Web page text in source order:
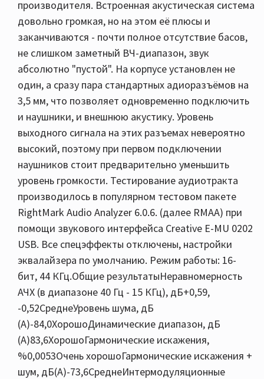
производителя. Встроенная акустическая система
довольно громкая, но на этом её плюсы и
заканчиваются - почти полное отсутствие басов,
не слишком заметный ВЧ-диапазон, звук
абсолютно "пустой". На корпусе установлен не
один, а сразу пара стандартных адиоразъёмов на
3,5 мм, что позволяет одновременно подключить
и наушники, и внешнюю акустику. Уровень
выходного сигнала на этих разъемах невероятно
высокий, поэтому при первом подключении
наушников стоит предварительно уменьшить
уровень громкости. Тестирование аудиотракта
производилось в популярном тестовом пакете
RightMark Audio Analyzer 6.0.6. (далее RMAA) при
помощи звукового интерфейса Creative E-MU 0202
USB. Все спецэффекты отключены, настройки
эквалайзера по умолчанию. Режим работы: 16-
бит, 44 КГц.Общие результатыНеравномерность
АЧХ (в диапазоне 40 Гц - 15 КГц), дБ+0,59,
-0,52СреднеУровень шума, дБ
(А)-84,0ХорошоДинамические диапазон, дБ
(А)83,6ХорошоГармонические искажения,
%0,0053Очень хорошоГармонические искажения +
шум, дБ(A)-73,6СреднеИнтермодуляционные